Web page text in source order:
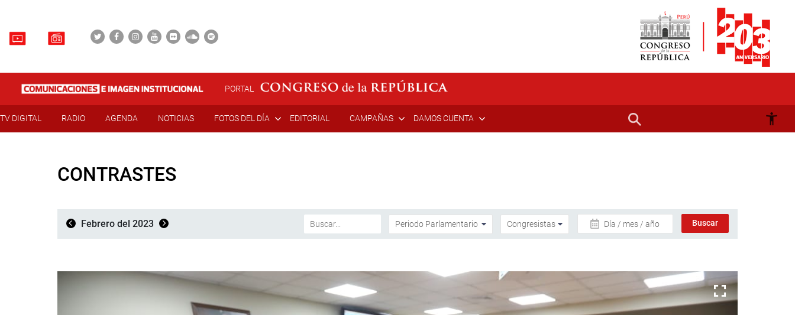
PORTAL
TV DIGITAL RADIO AGENDA NOTICIAS FOTOS DEL DÍA EDITORIAL CAMPAÑAS DAMOS CUENTA
CONTRASTES
Febrero del 2023 Día / mes / año